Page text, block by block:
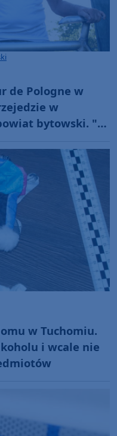
de Pologne w
w
bytowski. "To
w Tuchomiu.
i wcale nie